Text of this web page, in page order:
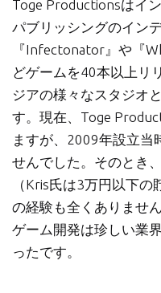
Toge Productionsはイ
パブリッシングのイン
『Infectonator』や『
どゲームを40本以上リ
ジアの様々なスタジオ
す。現在、Toge
ますが、2009年設立当
せんでした。そのとき
（Kris氏は3万円以下
の経験も全くありませ
ゲーム開発は珍しい業
ったです。